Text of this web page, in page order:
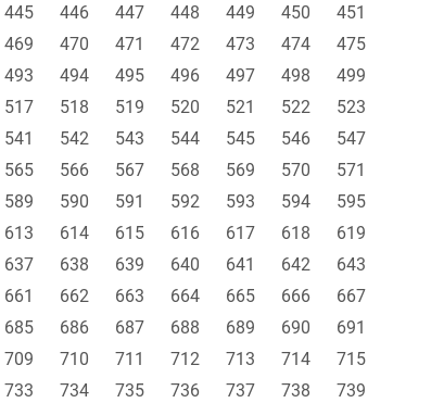
445 446 447 448 449 450
451
469 470 471 472 473 474
475
493 494 495 496 497 498
499
517 518 519 520 521 522
523
541 542 543 544 545 546
547
565 566 567 568 569 570
571
589 590 591 592 593 594
595
613 614 615 616 617 618
619
637 638 639 640 641 642
643
661 662 663 664 665 666
667
685 686 687 688 689 690
691
709 710 711 712 713 714
715
733 734 735 736 737 738
739